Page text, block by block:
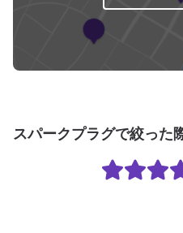
スパークプラグで絞った